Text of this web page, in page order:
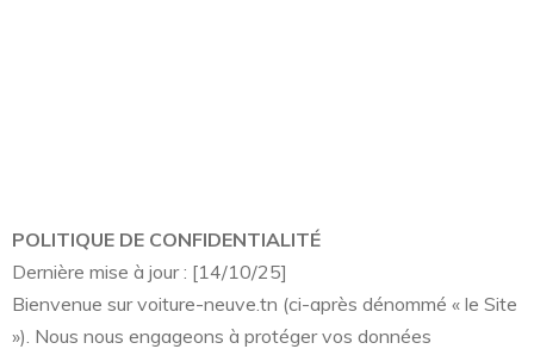
POLITIQUE DE CONFIDENTIALITÉ
Dernière mise à jour : [14/10/25]
Bienvenue sur voiture-neuve.tn (ci-après dénommé « le Site
»). Nous nous engageons à protéger vos données